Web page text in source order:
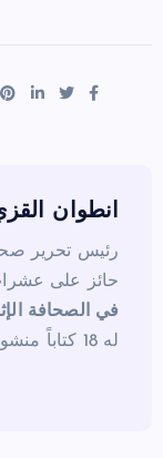
b
k
t
انطوان
رئيس تحرير صحيفة
حائز على عشرات
في الصحافة
له 18 كتاباً منشوراً، وقد تجاوز عدد مقالاته الصحفية الستة آلاف مقال.